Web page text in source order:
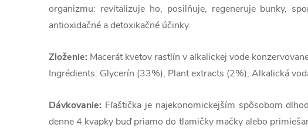
organizmu: revitalizuje ho, posilňuje, regeneruje bunky,
antioxidačné a detoxikačné účinky.
Zloženie: Macerát kvetov rastlín v alkalickej vode
Ingrédients: Glycerín (33%), Plant extracts (2%), Alkalická
Dávkovanie: Fľaštička je najekonomickejším spôsobom
denne 4 kvapky buď priamo do tlamičky mačky alebo